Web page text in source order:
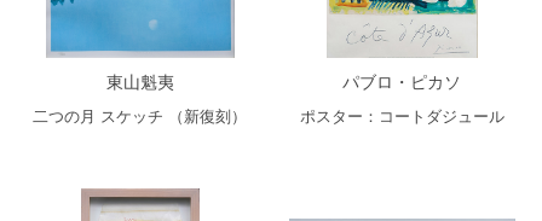
東山魁夷
二つの月 スケッチ （新復刻）
パブロ・ピカソ
ポスター：コートダジュール